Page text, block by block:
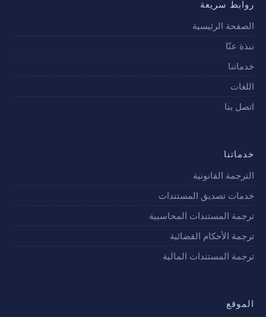
روابط سريعة
الصفحة الرئيسية
نبذة عنّا
خدماتنا
اللغات
اتصل بنا
خدماتنا
الترجمة القانونية
خدمات تصديق المستندات
ترجمة المستندات المحاسبية
ترجمة الأحكام القضائية
ترجمة المستندات المالية
الموقع